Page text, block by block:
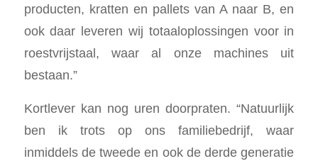
producten, kratten en pallets van A naar B, en
ook daar leveren wij totaaloplossingen voor in
roestvrijstaal, waar al onze machines uit
bestaan.”
Kortlever kan nog uren doorpraten. “Natuurlijk
ben ik trots op ons familiebedrijf, waar
inmiddels de tweede en ook de derde generatie